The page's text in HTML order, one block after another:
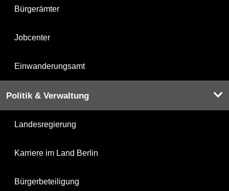
Bürgerämter
Jobcenter
Einwanderungsamt
Politik & Verwaltung
Landesregierung
Karriere im Land Berlin
Bürgerbeteiligung